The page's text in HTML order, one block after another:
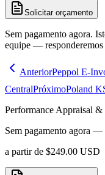
Solicitar orçamento
Sem pagamento agora.
equipe — responderemos
AnteriorPeppol E-
CentralPróximoPoland
Performance Appraisal
Sem pagamento agora
a partir de $249.00 USD